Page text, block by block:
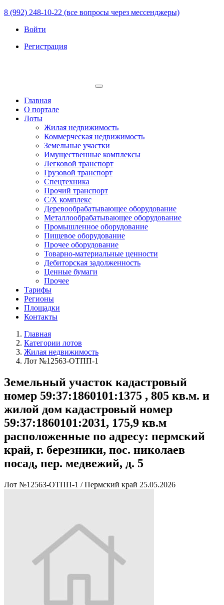
8 (992) 248-10-22 (все вопросы через мессенджеры)
Войти
Регистрация
Главная
О портале
Лоты
Жилая недвижимость
Коммерческая недвижимость
Земельные участки
Имущественные комплексы
Легковой транспорт
Грузовой транспорт
Спецтехника
Прочий транспорт
С/Х комплекс
Деревообрабатывающее оборудование
Металлообрабатывающее оборудование
Промышленное оборудование
Пищевое оборудование
Прочее оборудование
Товарно-материальные ценности
Дебиторская задолженность
Ценные бумаги
Прочее
Тарифы
Регионы
Площадки
Контакты
Главная
Категории лотов
Жилая недвижимость
Лот №12563-ОТПП-1
Земельный участок кадастровый
номер 59:37:1860101:1375 , 805 кв.м. и
жилой дом кадастровый номер
59:37:1860101:2031, 175,9 кв.м
расположенные по адресу: пермский
край, г. березники, пос. николаев
посад, пер. медвежий, д. 5
Лот №12563-ОТПП-1 / Пермский край 25.05.2026